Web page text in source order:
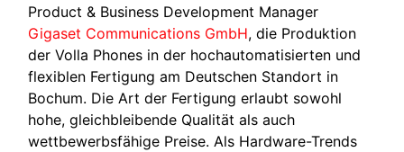
Product & Business Development Manager
Gigaset Communications GmbH, die Produktion
der Volla Phones in der hochautomatisierten und
flexiblen Fertigung am Deutschen Standort in
Bochum. Die Art der Fertigung erlaubt sowohl
hohe, gleichbleibende Qualität als auch
wettbewerbsfähige Preise. Als Hardware-Trends